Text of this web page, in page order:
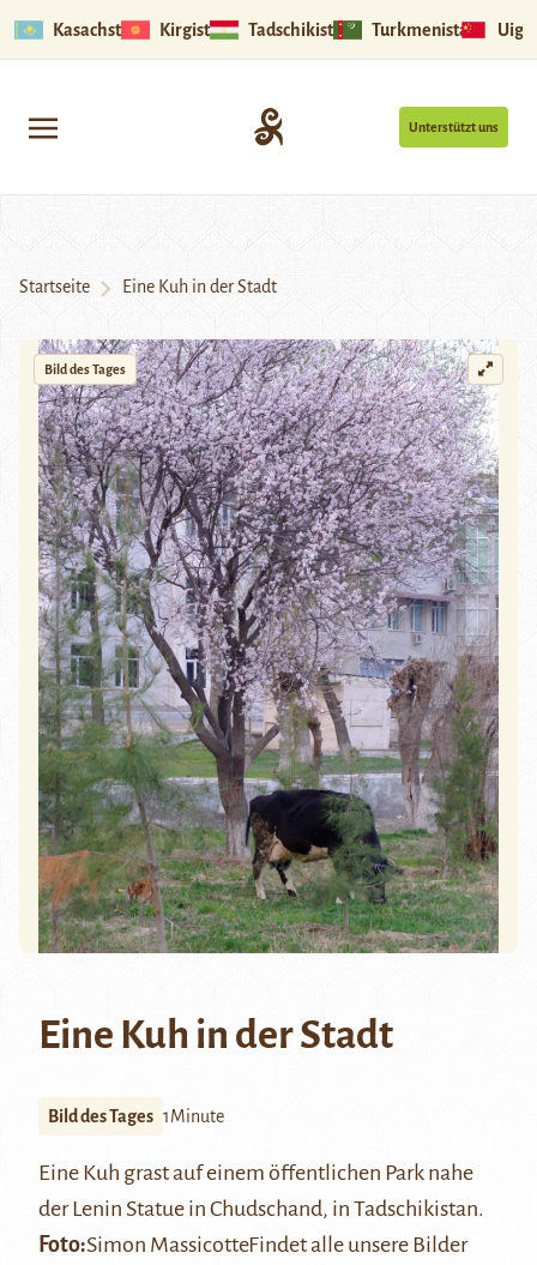
Kasachstan Kirgistan Tadschikistan Turkmenistan
Unterstützt uns
Startseite Eine Kuh in der Stadt
Bild des Tages
Eine Kuh in der Stadt
Bild des Tages 1Minute
Eine Kuh grast auf einem öffentlichen Park nahe
der Lenin Statue in Chudschand, in Tadschikistan.
Foto:Simon MassicotteFindet alle unsere Bilder